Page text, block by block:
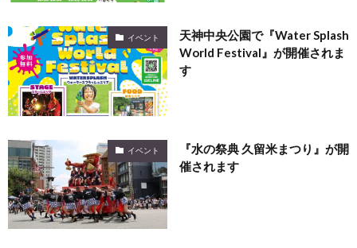
イベント
天神中央公園で『Water Splash
World Festival』が開催されま
す
イベント
『水の祭典 久留米まつり』が開
催されます